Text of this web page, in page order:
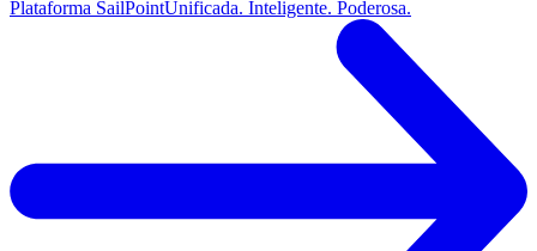
Plataforma SailPointUnificada. Inteligente. Poderosa.